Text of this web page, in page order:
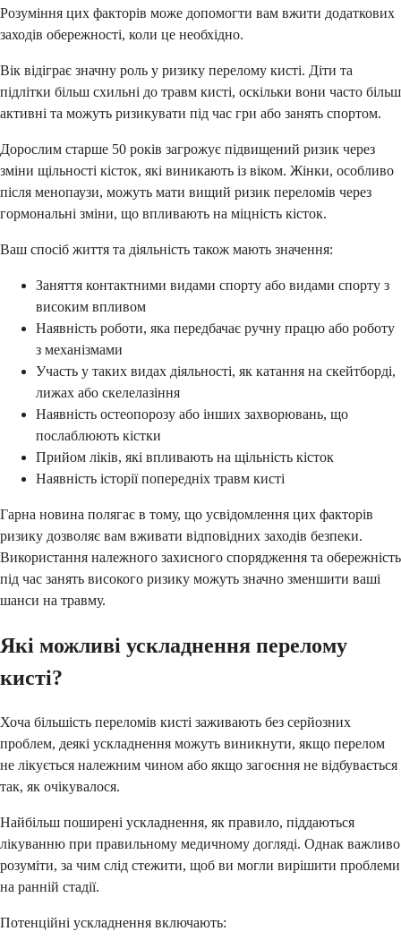
Розуміння цих факторів може допомогти вам вжити додаткових
заходів обережності, коли це необхідно.
Вік відіграє значну роль у ризику перелому кисті. Діти та
підлітки більш схильні до травм кисті, оскільки вони часто більш
активні та можуть ризикувати під час гри або занять спортом.
Дорослим старше 50 років загрожує підвищений ризик через
зміни щільності кісток, які виникають із віком. Жінки, особливо
після менопаузи, можуть мати вищий ризик переломів через
гормональні зміни, що впливають на міцність кісток.
Ваш спосіб життя та діяльність також мають значення:
Заняття контактними видами спорту або видами спорту з
високим впливом
Наявність роботи, яка передбачає ручну працю або роботу
з механізмами
Участь у таких видах діяльності, як катання на скейтборді,
лижах або скелелазіння
Наявність остеопорозу або інших захворювань, що
послаблюють кістки
Прийом ліків, які впливають на щільність кісток
Наявність історії попередніх травм кисті
Гарна новина полягає в тому, що усвідомлення цих факторів
ризику дозволяє вам вживати відповідних заходів безпеки.
Використання належного захисного спорядження та обережність
під час занять високого ризику можуть значно зменшити ваші
шанси на травму.
Які можливі ускладнення перелому
кисті?
Хоча більшість переломів кисті заживають без серйозних
проблем, деякі ускладнення можуть виникнути, якщо перелом
не лікується належним чином або якщо загоєння не відбувається
так, як очікувалося.
Найбільш поширені ускладнення, як правило, піддаються
лікуванню при правильному медичному догляді. Однак важливо
розуміти, за чим слід стежити, щоб ви могли вирішити проблеми
на ранній стадії.
Потенційні ускладнення включають: